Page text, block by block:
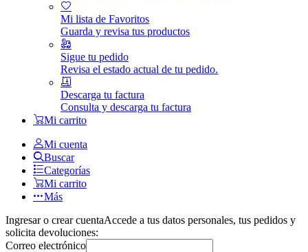
Mi lista de Favoritos
Guarda y revisa tus productos
Sigue tu pedido
Revisa el estado actual de tu pedido.
Descarga tu factura
Consulta y descarga tu factura
Mi carrito
Mi cuenta
Buscar
Categorías
Mi carrito
Más
Ingresar o crear cuentaAccede a tus datos personales, tus pedidos y
solicita devoluciones:
Correo electrónico